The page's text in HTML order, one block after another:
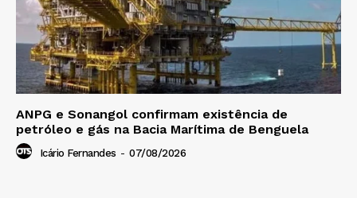
ANPG e Sonangol confirmam existência de
petróleo e gás na Bacia Marítima de Benguela
Icário Fernandes - 07/08/2026